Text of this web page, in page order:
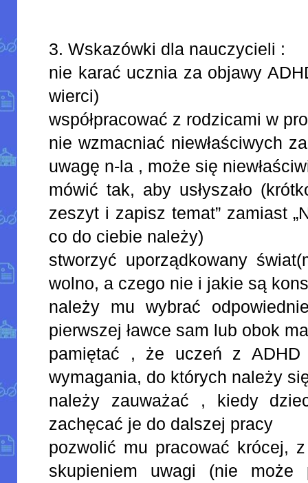
3. Wskazówki dla nauczycieli :
nie karać ucznia za objawy
wierci)
współpracować z rodzicami w
nie wzmacniać niewłaściwych
uwagę n-la , może się
mówić tak, aby usłyszało
zeszyt i zapisz temat” zamiast
co do ciebie należy)
stworzyć uporządkowany
wolno, a czego nie i jakie są
należy mu wybrać
pierwszej ławce sam lub obok
pamiętać , że uczeń z
wymagania, do których należy
należy zauważać , kiedy
zachęcać je do dalszej pracy
pozwolić mu pracować krócej,
skupieniem uwagi (nie może